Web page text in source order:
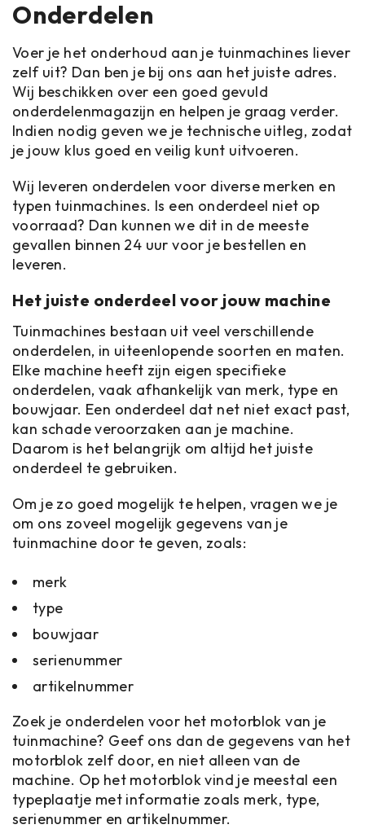
Onderdelen
Voer je het onderhoud aan je tuinmachines liever
zelf uit? Dan ben je bij ons aan het juiste adres.
Wij beschikken over een goed gevuld
onderdelenmagazijn en helpen je graag verder.
Indien nodig geven we je technische uitleg, zodat
je jouw klus goed en veilig kunt uitvoeren.
Wij leveren onderdelen voor diverse merken en
typen tuinmachines. Is een onderdeel niet op
voorraad? Dan kunnen we dit in de meeste
gevallen binnen 24 uur voor je bestellen en
leveren.
Het juiste onderdeel voor jouw machine
Tuinmachines bestaan uit veel verschillende
onderdelen, in uiteenlopende soorten en maten.
Elke machine heeft zijn eigen specifieke
onderdelen, vaak afhankelijk van merk, type en
bouwjaar. Een onderdeel dat net niet exact past,
kan schade veroorzaken aan je machine.
Daarom is het belangrijk om altijd het juiste
onderdeel te gebruiken.
Om je zo goed mogelijk te helpen, vragen we je
om ons zoveel mogelijk gegevens van je
tuinmachine door te geven, zoals:
merk
type
bouwjaar
serienummer
artikelnummer
Zoek je onderdelen voor het motorblok van je
tuinmachine? Geef ons dan de gegevens van het
motorblok zelf door, en niet alleen van de
machine. Op het motorblok vind je meestal een
typeplaatje met informatie zoals merk, type,
serienummer en artikelnummer.